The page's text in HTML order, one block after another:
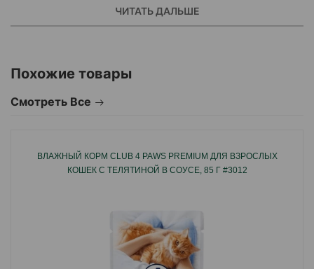
ЧИТАТЬ ДАЛЬШЕ
Похожие товары
Смотреть Все
ВЛАЖНЫЙ КОРМ CLUB 4 PAWS PREMIUM ДЛЯ ВЗРОСЛЫХ
КОШЕК С ТЕЛЯТИНОЙ В СОУСЕ, 85 Г #3012